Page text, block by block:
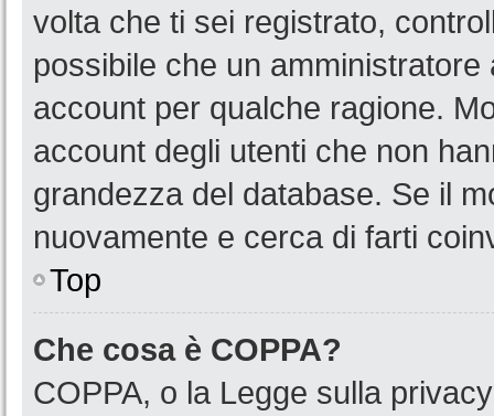
volta che ti sei registrato,
possibile che un
account per qualche ragione.
account degli utenti che non
grandezza del database. Se il
nuovamente e cerca di farti
Top
Che cosa è COPPA?
COPPA, o la Legge sulla